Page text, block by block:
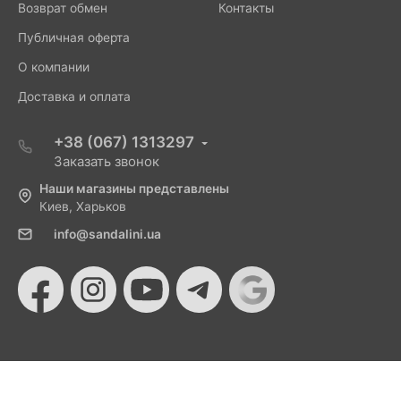
Возврат обмен
Публичная оферта
О компании
Доставка и оплата
Контакты
+38 (067) 1313297
Заказать звонок
Наши магазины представлены
Киев, Харьков
info@sandalini.ua